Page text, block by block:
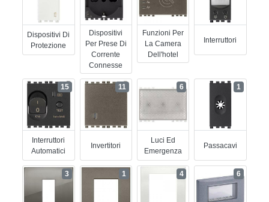
Dispositivi Di
Protezione
Dispositivi
Per Prese Di
Corrente
Connesse
Funzioni Per
La Camera
Dell'hotel
Interruttori
Interruttori
Automatici
15
Invertitori
11
Luci Ed
Emergenza
6
Passacavi
1
3 1 4 6